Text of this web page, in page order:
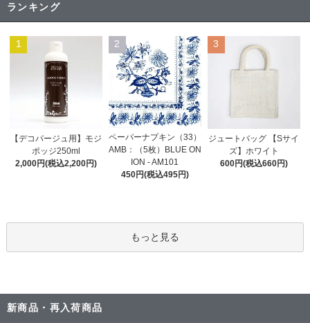
ランキング
1
【デコパージュ用】モジ
ポッジ250ml
2,000円(税込2,200円)
2
ペーパーナプキン（33）
AMB：（5枚）BLUE ON
ION - AM101
450円(税込495円)
3
ジュートバッグ 【Sサイ
ズ】ホワイト
600円(税込660円)
もっと見る
新商品・再入荷商品